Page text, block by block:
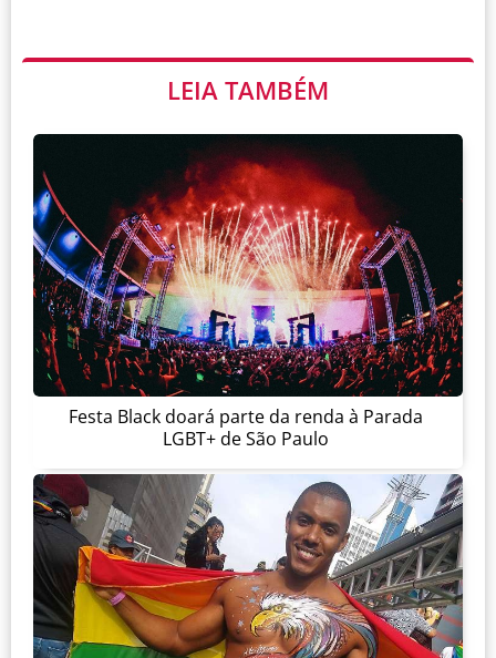
LEIA TAMBÉM
Festa Black doará parte da renda à Parada
LGBT+ de São Paulo